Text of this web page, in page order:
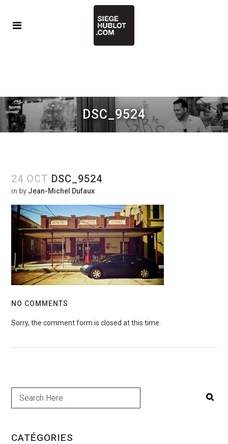
DSC_9524
24 OCT DSC_9524
in by Jean-Michel Dufaux
NO COMMENTS
Sorry, the comment form is closed at this time.
CATÉGORIES